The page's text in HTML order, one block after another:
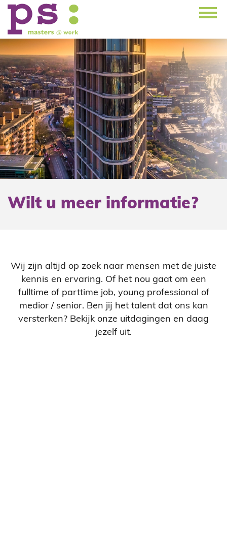
Wilt u meer informatie?
Wij zijn altijd op zoek naar mensen met de juiste
kennis en ervaring. Of het nou gaat om een
fulltime of parttime job, young professional of
medior / senior. Ben jij het talent dat ons kan
versterken? Bekijk onze uitdagingen en daag
jezelf uit.